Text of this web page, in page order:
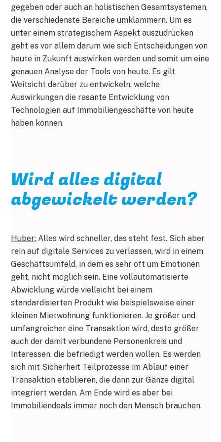
gegeben oder auch an holistischen Gesamtsystemen,
die verschiedenste Bereiche umklammern. Um es
unter einem strategischem Aspekt auszudrücken
geht es vor allem darum wie sich Entscheidungen von
heute in Zukunft auswirken werden und somit um eine
genauen Analyse der Tools von heute. Es gilt
Weitsicht darüber zu entwickeln, welche
Auswirkungen die rasante Entwicklung von
Technologien auf Immobiliengeschäfte von heute
haben können.
Wird alles digital
abgewickelt werden?
Huber: Alles wird schneller, das steht fest. Sich aber
rein auf digitale Services zu verlassen, wird in einem
Geschäftsumfeld, in dem es sehr oft um Emotionen
geht, nicht möglich sein. Eine vollautomatisierte
Abwicklung würde vielleicht bei einem
standardisierten Produkt wie beispielsweise einer
kleinen Mietwohnung funktionieren. Je größer und
umfangreicher eine Transaktion wird, desto größer
auch der damit verbundene Personenkreis und
Interessen, die befriedigt werden wollen. Es werden
sich mit Sicherheit Teilprozesse im Ablauf einer
Transaktion etablieren, die dann zur Gänze digital
integriert werden. Am Ende wird es aber bei
Immobiliendeals immer noch den Mensch brauchen.